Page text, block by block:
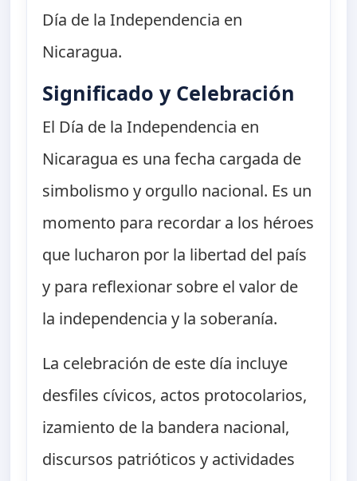
Día de la Independencia en
Nicaragua.
Significado y Celebración
El Día de la Independencia en
Nicaragua es una fecha cargada de
simbolismo y orgullo nacional. Es un
momento para recordar a los héroes
que lucharon por la libertad del país
y para reflexionar sobre el valor de
la independencia y la soberanía.
La celebración de este día incluye
desfiles cívicos, actos protocolarios,
izamiento de la bandera nacional,
discursos patrióticos y actividades